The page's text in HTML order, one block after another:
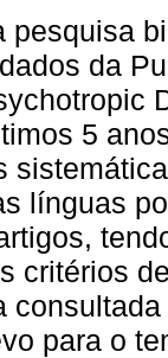
pesquisa
da
5
línguas
critérios
para o